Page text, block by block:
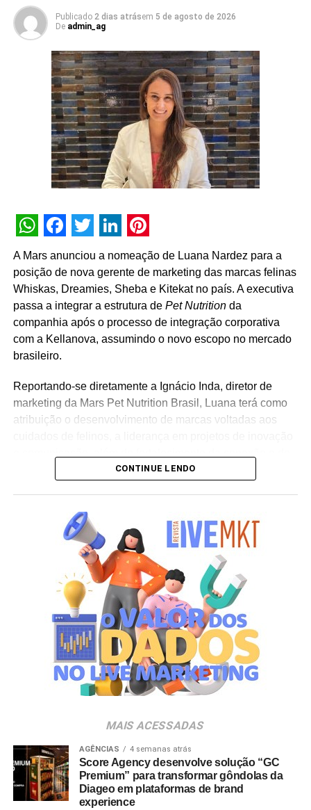
plataformas que oferecemos para nossos clientes.
Acreditamos que essa liderança compartilhada trará uma
série de benefícios para os processos, além de
resultados ainda mais efetivos para nossos projetos e
clientes”, destaca Tatiana Pacheco,COOda Cheil Brasil.
A movimentação busca fortalecer a entrega criativa
integrada às demais áreas de especialidade da agência.
Além dos serviços tradicionais de planejamento, criação
e mídia, a Cheil opera com núcleos dedicados deCRM
, eventos,live commerce, produção de conteúdo,
inteligência artificial.
Publicado 2 dias atrásem 5 de agosto de 2026
De admin_ag
WhatsApp
Facebook
Twitter
LinkedIn
Pinterest
A Mars anunciou a nomeação de Luana Nardez para a
posição de nova gerente de marketing das marcas felinas
Whiskas, Dreamies, Sheba e Kitekat no país. A executiva
passa a integrar a estrutura de Pet Nutritionda
companhia após o processo de integração corporativa
com a Kellanova, assumindo o novo escopo no mercado
brasileiro.
Reportando-se diretamente a Ignácio Inda, diretor de
marketing da Mars Pet Nutrition Brasil, Luana terá como
atribuição o desenvolvimento de marcas voltadas aos
relacionamento das linhas com os tutores de animais no
motiva muito. Quero contribuir para o desenvolvimento
dessas marcas no Brasil e fortalecer ainda mais sua
conexão com os tutores. Saber que nosso trabalho
contribui para o propósito da Mars de criar um mundo
melhor para os pets e para as pessoas que cuidam deles
torna essa nova etapa ainda mais significativa”, ressalta
Luana Nardez.
Para o diretor da área, a movimentação reforça a
competitividade da empresa no setor. “A Luana reúne
uma sólida experiência em marketing, inovação e gestão
ampliando sua relevância junto aos tutores brasileiros”,
destaca Ignácio Inda.
CONTINUE LENDO
MAIS ACESSADAS
AGÊNCIAS 4 semanas atrás
Score Agency desenvolve solução “GC
Premium” para transformar gôndolas da
Diageo em plataformas de brand
experience